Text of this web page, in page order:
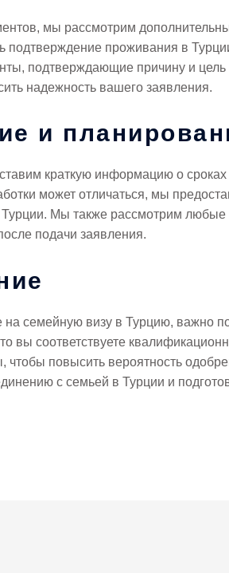
мы рассмотрим
подтверждение проживания в
подтверждающие причину и
надежность вашего заявления.
и
краткую информацию о
может отличаться, мы
Мы также рассмотрим
подачи заявления.
на семейную визу в Турцию, важно
вы соответствуете
чтобы повысить вероятность
с семьей в Турции и